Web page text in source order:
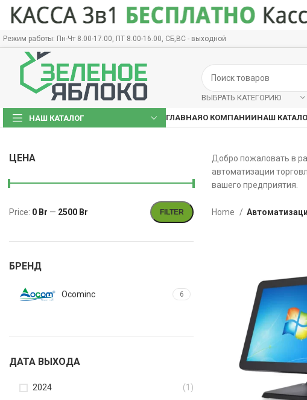
Режим работы: Пн-Чт 8.00-17.00, ПТ 8.00-16.00, СБ,ВС - выходной
ВЫБРАТЬ КАТЕГОРИЮ
НАШ КАТАЛОГ ГЛАВНАЯО КОМПАНИИНАШ
ЦЕНА
FILTER
Price: 0 Br — 2500 Br
БРЕНД
Ocominc 6
ДАТА ВЫХОДА
2024 (1)
Добро пожаловать в
автоматизации
вашего предприятия.
Home